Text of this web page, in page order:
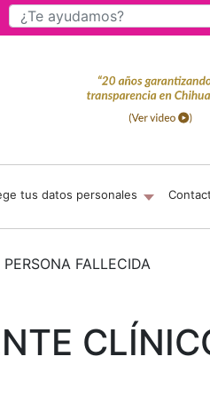
tus datos personales
FALLECIDA